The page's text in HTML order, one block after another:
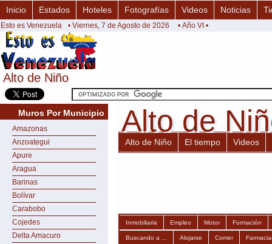
Alto de Niño
Alto de Niño
Inicio Estados Hoteles Fotografías Videos Noticias
Esto es Venezuela • Viernes, 7 de Agosto de 2026 • Año VI •
Muros Por Municipio
Amazonas
Anzoategui
Apure
Aragua
Barinas
Bolívar
Carabobo
Cojedes
Delta Amacuro
Alto de
Alto de
Alto de Niño El tiempo Videos
Inmobiliaria Empleo Motor Formación
Buscando a ... Alojarse Comer